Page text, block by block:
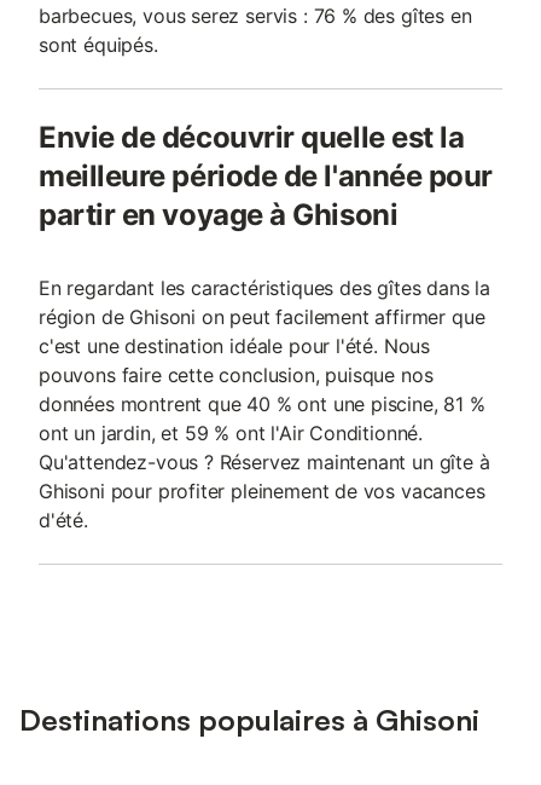
barbecues, vous serez servis : 76 % des gîtes en
sont équipés.
Envie de découvrir quelle est la
meilleure période de l'année pour
partir en voyage à Ghisoni
En regardant les caractéristiques des gîtes dans la
région de Ghisoni on peut facilement affirmer que
c'est une destination idéale pour l'été. Nous
pouvons faire cette conclusion, puisque nos
données montrent que 40 % ont une piscine, 81 %
ont un jardin, et 59 % ont l'Air Conditionné.
Qu'attendez-vous ? Réservez maintenant un gîte à
Ghisoni pour profiter pleinement de vos vacances
d'été.
Destinations populaires à Ghisoni